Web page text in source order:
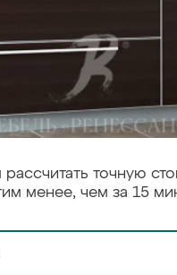
точную
менее, чем за 15